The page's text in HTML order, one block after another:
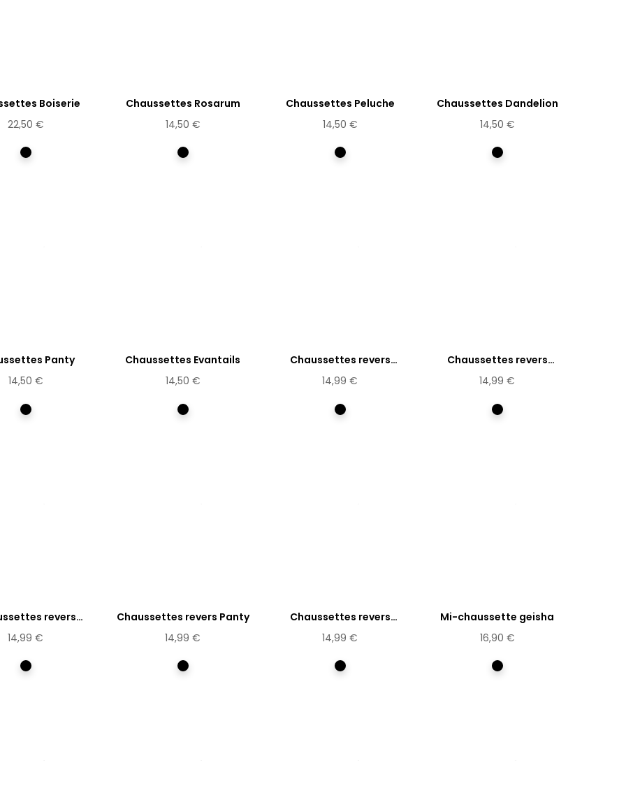
Boiserie
22,50 €
Multicolore
Chaussettes Rosarum
14,50 €
Multicolore
Chaussettes Peluche
14,50 €
Multicolore
Chaussettes Dandelion
14,50 €
Multicolore
Panty
14,50 €
Multicolore
Chaussettes Evantails
14,50 €
Multicolore
Chaussettes revers
Rosarum
14,99 €
Multicolore
Chaussettes revers
Peluche
14,99 €
Multicolore
revers
Dandelion
14,99 €
Multicolore
Chaussettes revers Panty
14,99 €
Multicolore
Chaussettes revers
Evantails
14,99 €
Multicolore
Mi-chaussette geisha
16,90 €
Multicolore